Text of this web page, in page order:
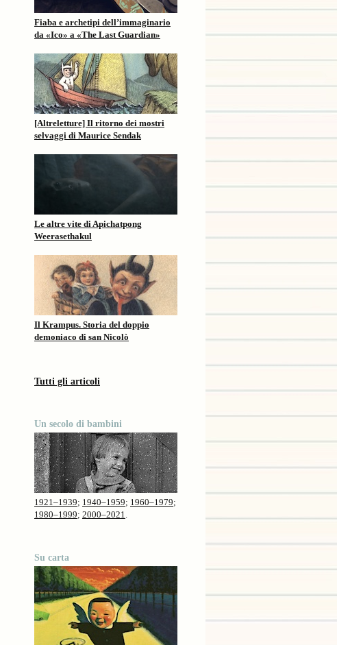
Fiaba e archetipi dell’immaginario
da «Ico» a «The Last Guardian»
[Altreletture] Il ritorno dei mostri
selvaggi di Maurice Sendak
Le altre vite di Apichatpong
Weerasethakul
Il Krampus. Storia del doppio
demoniaco di san Nicolò
Tutti gli articoli
Un secolo di bambini
1921–1939; 1940–1959; 1960–1979;
1980–1999; 2000–2021
Su carta